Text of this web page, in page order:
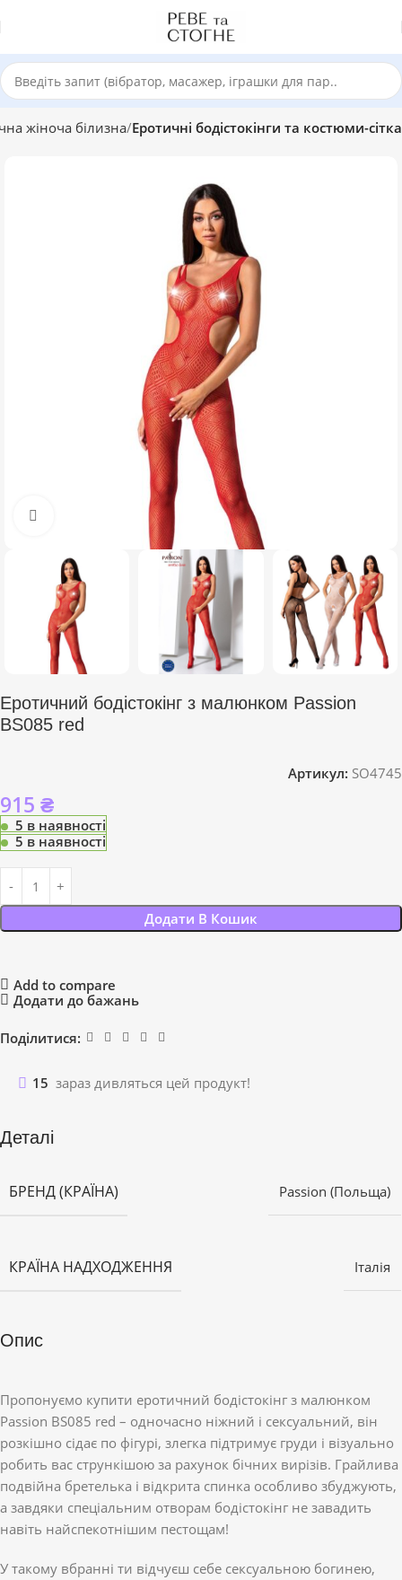
жіноча білизна Еротичні бодістокінги та костюми-сітка
Еротичний бодістокінг з малюнком Passion
BS085 red
Артикул: SO4745
915 ₴
5 в наявності
5 в наявності
Додати В Кошик
Add to compare
Додати до бажань
Поділитися:
15 зараз дивляться цей продукт!
Деталі
БРЕНД (КРАЇНА) Passion (Польща)
КРАЇНА НАДХОДЖЕННЯ Італія
Опис
Пропонуємо купити еротичний бодістокінг з малюнком
Passion BS085 red – одночасно ніжний і сексуальний, він
розкішно сідає по фігурі, злегка підтримує груди і візуально
робить вас стрункішою за рахунок бічних вирізів. Грайлива
подвійна бретелька і відкрита спинка особливо збуджують,
а завдяки спеціальним отворам бодістокінг не завадить
навіть найспекотнішим пестощам!
У такому вбранні ти відчуєш себе сексуальною богинею,